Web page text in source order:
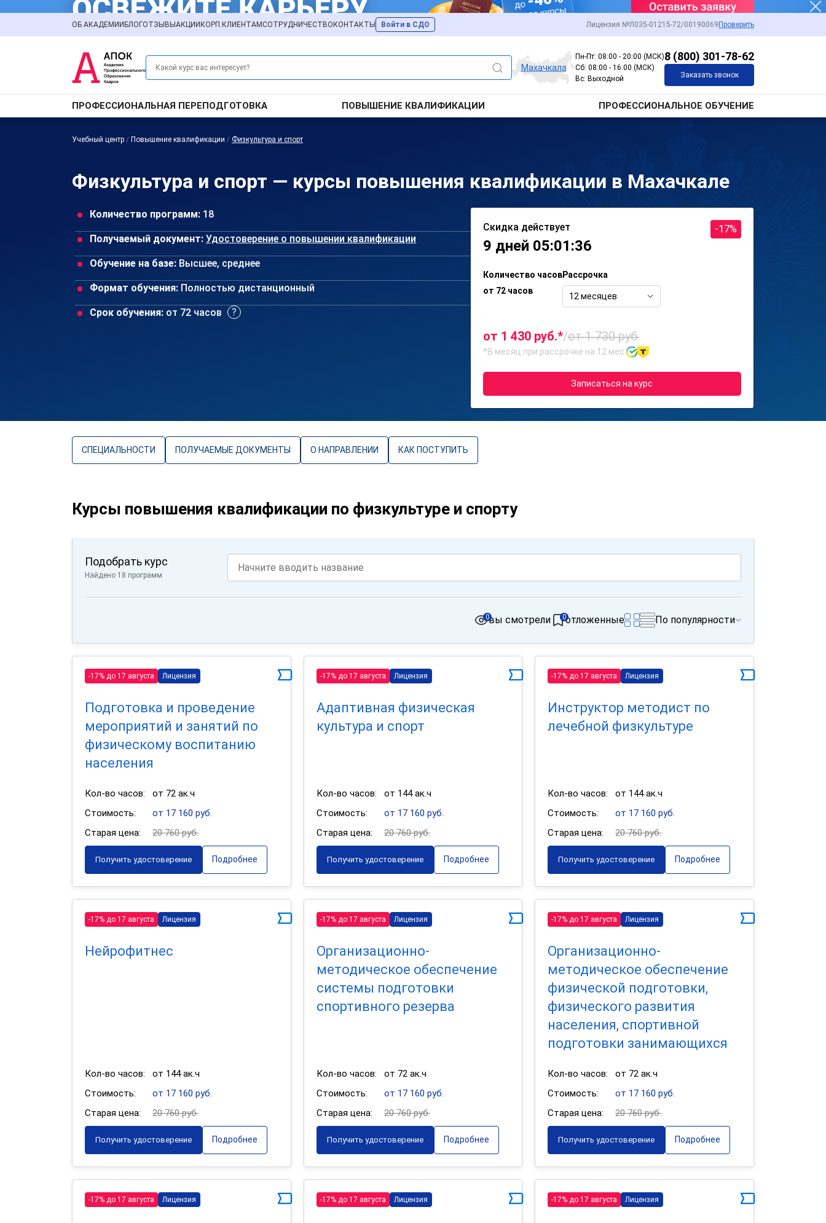
ОБ АКАДЕМИИ БЛОГОТЗЫВЫ АКЦИИ КОРП.КЛИЕНТАМСОТРУДНИЧЕСТВО КОНТАКТЫ Войти в СДО Лицензия №Л035-01215-72/00190069 Проверить
Махачкала
Пн-Пт: 08:00 - 20:00 (МСК)
Сб: 08:00 - 16:00 (МСК)
Вс: Выходной
8 (800) 301-78-62
Заказать звонок
ПРОФЕССИОНАЛЬНАЯ ПЕРЕПОДГОТОВКА ПОВЫШЕНИЕ КВАЛИФИКАЦИИ ПРОФЕССИОНАЛЬНОЕ ОБУЧЕНИЕ
Учебный центр / Повышение квалификации / Физкультура и спорт
Физкультура и спорт — курсы повышения квалификации в Махачкале
Количество программ: 18
Получаемый документ: Удостоверение о повышении квалификации
Обучение на базе: Высшее, среднее
Формат обучения: Полностью дистанционный
Срок обучения: от 72 часов
Скидка действует
9 дней 05:01:36
-17%
Количество часов
от 72 часов
Рассрочка
12 месяцев
от 1 430 руб.*/от 1 730 руб.
*В месяц при рассрочке на 12 мес.
Записаться на курс
СПЕЦИАЛЬНОСТИ ПОЛУЧАЕМЫЕ ДОКУМЕНТЫ О НАПРАВЛЕНИИ КАК ПОСТУПИТЬ
Курсы повышения квалификации по физкультуре и спорту
Подобрать курс
Найдено 18 программ
вы смотрели
0 отложенные
0 По популярности
-17% до 17 августа Лицензия
Подготовка и проведение
мероприятий и занятий по
физическому воспитанию
населения
Кол-во часов:
от 72 ак.ч
Стоимость:
от 17 160 руб.
Старая цена:
20 760 руб.
Получить удостоверение Подробнее
-17% до 17 августа Лицензия
Адаптивная физическая
культура и спорт
Кол-во часов:
от 144 ак.ч
Стоимость:
от 17 160 руб.
Старая цена:
20 760 руб.
Получить удостоверение Подробнее
-17% до 17 августа Лицензия
Инструктор методист по
лечебной физкультуре
Кол-во часов:
от 144 ак.ч
Стоимость:
от 17 160 руб.
Старая цена:
20 760 руб.
Получить удостоверение Подробнее
-17% до 17 августа Лицензия
Нейрофитнес
Кол-во часов:
от 144 ак.ч
Стоимость:
от 17 160 руб.
Старая цена:
20 760 руб.
Получить удостоверение Подробнее
-17% до 17 августа Лицензия
Организационно-
методическое обеспечение
системы подготовки
спортивного резерва
Кол-во часов:
от 72 ак.ч
Стоимость:
от 17 160 руб.
Старая цена:
20 760 руб.
Получить удостоверение Подробнее
-17% до 17 августа Лицензия
Организационно-
методическое обеспечение
физической подготовки,
физического развития
населения, спортивной
подготовки занимающихся
Кол-во часов:
от 72 ак.ч
Стоимость:
от 17 160 руб.
Старая цена:
20 760 руб.
Получить удостоверение Подробнее
-17% до 17 августа Лицензия -17% до 17 августа Лицензия -17% до 17 августа Лицензия